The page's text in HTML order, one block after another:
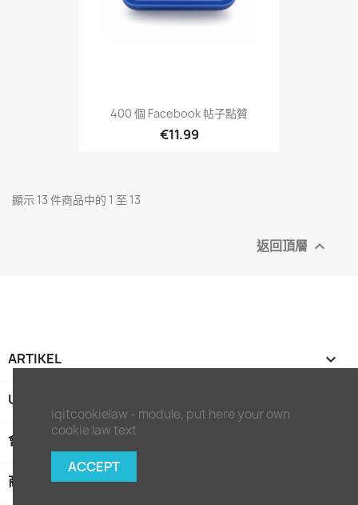
400 個 Facebook 帖子點贊
€11.99
顯示 13 件商品中的 1 至 13
返回頂層 
ARTIKEL 
UNTERNEHMEN
會員中心
商店資訊
iqitcookielaw - module, put here your own
cookie law text
ACCEPT